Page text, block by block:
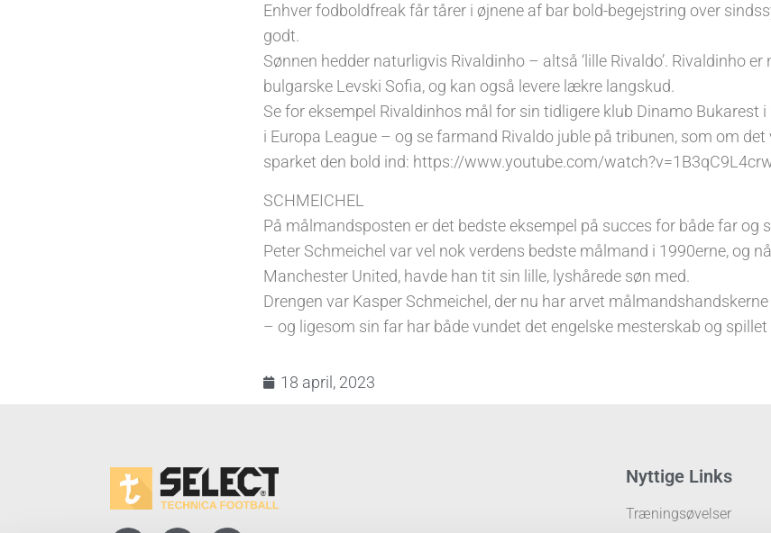
Enhver fodboldfreak får tårer i øjnene af bar bold-begejstring over
godt.
Sønnen hedder naturligvis Rivaldinho – altså ‘lille Rivaldo’. Rivaldinho er
bulgarske Levski Sofia, og kan også levere lækre langskud.
Se for eksempel Rivaldinhos mål for sin tidligere klub Dinamo Bukarest
i Europa League – og se farmand Rivaldo juble på tribunen, som om det
sparket den bold ind: https://www.youtube.com/
SCHMEICHEL
På målmandsposten er det bedste eksempel på succes for både far og
Peter Schmeichel var vel nok verdens bedste målmand i 1990erne, og
Manchester United, havde han tit sin lille, lyshårede søn med.
Drengen var Kasper Schmeichel, der nu har arvet
– og ligesom sin far har både vundet det engelske mesterskab og
18 april, 2023
Nyttige Links
Træningsøvelser